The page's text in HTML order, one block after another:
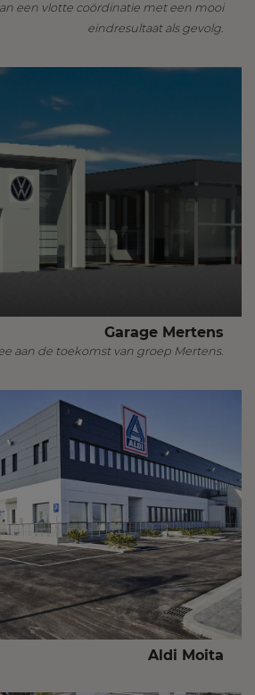
een vlotte coördinatie met een mooi
eindresultaat als gevolg.
Garage Mertens
aan de toekomst van groep Mertens.
Aldi Moita